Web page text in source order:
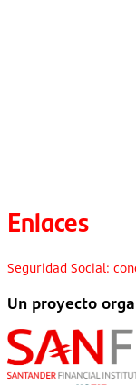
Enlaces
Seguridad Social:
Un proyecto